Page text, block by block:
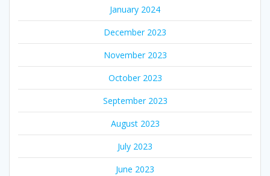
January 2024
December 2023
November 2023
October 2023
September 2023
August 2023
July 2023
June 2023